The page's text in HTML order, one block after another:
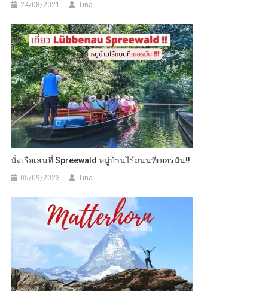
24/08/2021 Tina
นั่งเรือเล่นที่ Spreewald หมู่บ้านไร้ถนนที่เยอรมัน!!
05/09/2023 Tina